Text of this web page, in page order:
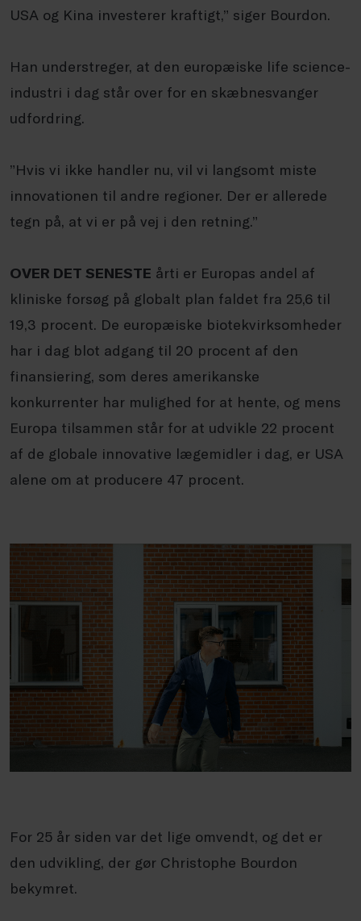
USA og Kina investerer kraftigt,” siger Bourdon.
Han understreger, at den europæiske life science-
industri i dag står over for en skæbnesvanger
udfordring.
”Hvis vi ikke handler nu, vil vi langsomt miste
innovationen til andre regioner. Der er allerede
tegn på, at vi er på vej i den retning.”
OVER DET SENESTE årti er Europas andel af
kliniske forsøg på globalt plan faldet fra 25,6 til
19,3 procent. De europæiske biotekvirksomheder
har i dag blot adgang til 20 procent af den
finansiering, som deres amerikanske
konkurrenter har mulighed for at hente, og mens
Europa tilsammen står for at udvikle 22 procent
af de globale innovative lægemidler i dag, er USA
alene om at producere 47 procent.
For 25 år siden var det lige omvendt, og det er
den udvikling, der gør Christophe Bourdon
bekymret.